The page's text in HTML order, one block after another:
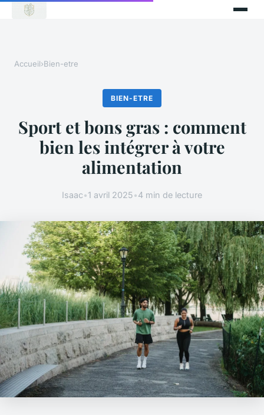
Accueil›Bien-etre
BIEN-ETRE
Sport et bons gras : comment
bien les intégrer à votre
alimentation
Isaac•1 avril 2025•4 min de lecture